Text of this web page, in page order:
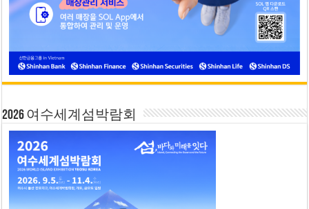
2026 여수세계섬박람회